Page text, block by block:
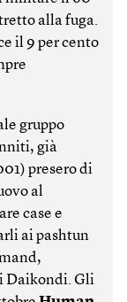
alla fuga.
il 9 per cento
gruppo
già
presero di
al
case e
ai pashtun
Daikondi. Gli